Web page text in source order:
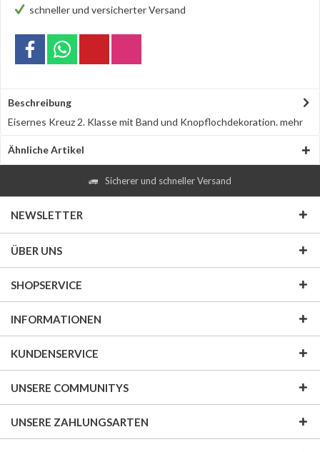
schneller und versicherter Versand
Beschreibung
Eisernes Kreuz 2. Klasse mit Band und Knopflochdekoration.mehr
Ähnliche Artikel
Sicherer und schneller Versand
NEWSLETTER
ÜBER UNS
SHOPSERVICE
INFORMATIONEN
KUNDENSERVICE
UNSERE COMMUNITYS
UNSERE ZAHLUNGSARTEN